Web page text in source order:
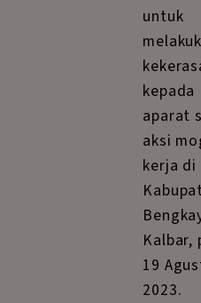
untuk
kepada
aparat
aksi
kerja di
Kalbar,
19
2023.